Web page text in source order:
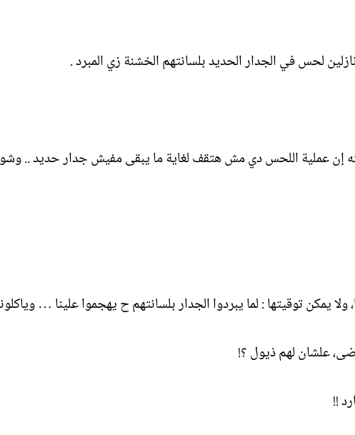
لحس في الجدار الحديد بلسانتهم الخشنة زي المبرد .
إن عملية اللحس دي مش هتقف لغاية ما يبقى مفيش جدار حديد ..
يمكن توقيتها : لما يبردوا الجدار بلسانتهم ح يهجموا علينا …
علشان لهم ذيول ؟!
!!